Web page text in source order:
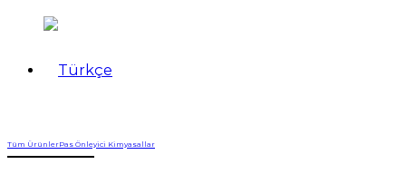
Tüm ÜrünlerPas Önleyici Kimyasallar